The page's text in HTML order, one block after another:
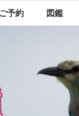
ご予約 図鑑